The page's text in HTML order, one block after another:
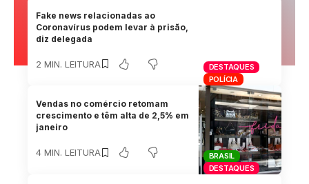
DESTAQUES
POLÍCIA
Fake news relacionadas ao
Coronavírus podem levar à prisão,
diz delegada
2 MIN. LEITURA
BRASIL
DESTAQUES
Vendas no comércio retomam
crescimento e têm alta de 2,5% em
janeiro
4 MIN. LEITURA